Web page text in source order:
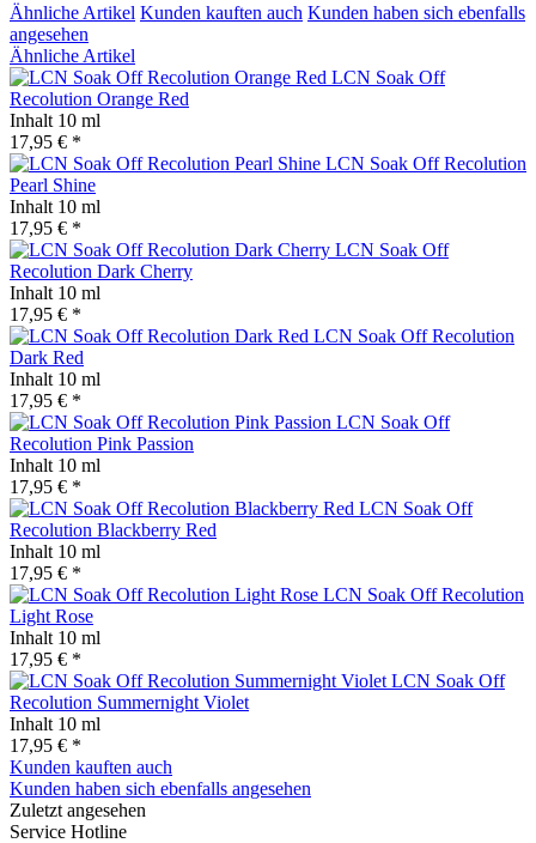
Ähnliche Artikel Kunden kauften auch Kunden haben sich ebenfalls
angesehen
Ähnliche Artikel
LCN Soak Off
Recolution Orange Red
Inhalt 10 ml
17,95 € *
LCN Soak Off Recolution
Pearl Shine
Inhalt 10 ml
17,95 € *
LCN Soak Off
Recolution Dark Cherry
Inhalt 10 ml
17,95 € *
LCN Soak Off Recolution
Dark Red
Inhalt 10 ml
17,95 € *
LCN Soak Off
Recolution Pink Passion
Inhalt 10 ml
17,95 € *
LCN Soak Off
Recolution Blackberry Red
Inhalt 10 ml
17,95 € *
LCN Soak Off Recolution
Light Rose
Inhalt 10 ml
17,95 € *
LCN Soak Off
Recolution Summernight Violet
Inhalt 10 ml
17,95 € *
Kunden kauften auch
Kunden haben sich ebenfalls angesehen
Zuletzt angesehen
Service Hotline